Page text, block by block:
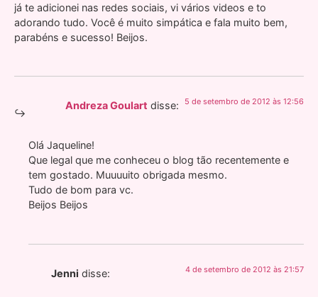
já te adicionei nas redes sociais, vi vários videos e to
adorando tudo. Você é muito simpática e fala muito bem,
parabéns e sucesso! Beijos.
Andreza Goulart disse: 5 de setembro de 2012 às 12:56
Olá Jaqueline!
Que legal que me conheceu o blog tão recentemente e
tem gostado. Muuuuito obrigada mesmo.
Tudo de bom para vc.
Beijos Beijos
Jenni disse: 4 de setembro de 2012 às 21:57